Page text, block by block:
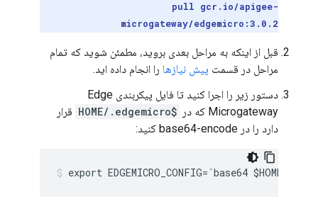
pull gcr.io/apigee-
microgateway/edgemicro:3.0.2
قبل از اینکه به مراحل بعدی بروید، مطمئن شوید که تمام
مراحل در قسمت پیش نیازها را انجام داده اید.
دستور زیر را اجرا کنید تا فایل پیکربندی Edge
Microgateway که در
$HOME/.edgemicro
قرار
دارد را در base64-encode کنید:
export EDGEMICRO_CONFIG=`base64 $HOME/